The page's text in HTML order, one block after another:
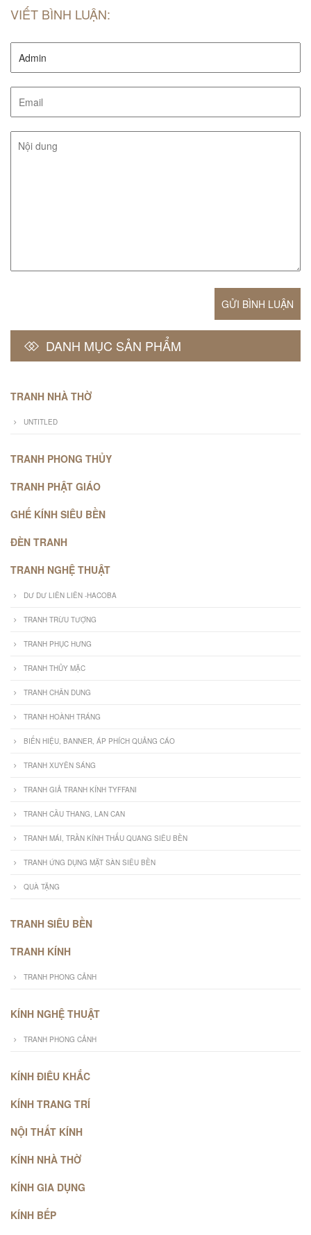
VIẾT BÌNH LUẬN:
GỬI BÌNH LUẬN
DANH MỤC SẢN PHẨM
TRANH NHÀ THỜ
UNTITLED
TRANH PHONG THỦY
TRANH PHẬT GIÁO
GHẾ KÍNH SIÊU BỀN
ĐÈN TRANH
TRANH NGHỆ THUẬT
DƯ DƯ LIÊN LIÊN -HACOBA
TRANH TRỪU TƯỢNG
TRANH PHỤC HƯNG
TRANH THỦY MẶC
TRANH CHÂN DUNG
TRANH HOÀNH TRÁNG
BIỂN HIỆU, BANNER, ÁP PHÍCH QUẢNG CÁO
TRANH XUYÊN SÁNG
TRANH GIẢ TRANH KÍNH TYFFANI
TRANH CẦU THANG, LAN CAN
TRANH MÁI, TRẦN KÍNH THẤU QUANG SIÊU BỀN
TRANH ỨNG DỤNG MẶT SÀN SIÊU BỀN
QUÀ TẶNG
TRANH SIÊU BỀN
TRANH KÍNH
TRANH PHONG CẢNH
KÍNH NGHỆ THUẬT
TRANH PHONG CẢNH
KÍNH ĐIÊU KHẮC
KÍNH TRANG TRÍ
NỘI THẤT KÍNH
KÍNH NHÀ THỜ
KÍNH GIA DỤNG
KÍNH BẾP